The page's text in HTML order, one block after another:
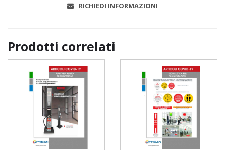
RICHIEDI INFORMAZIONI
Prodotti correlati